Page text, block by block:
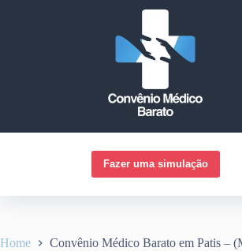
Fazer uma simulação
Home Convênio Médico Barato em Patis –